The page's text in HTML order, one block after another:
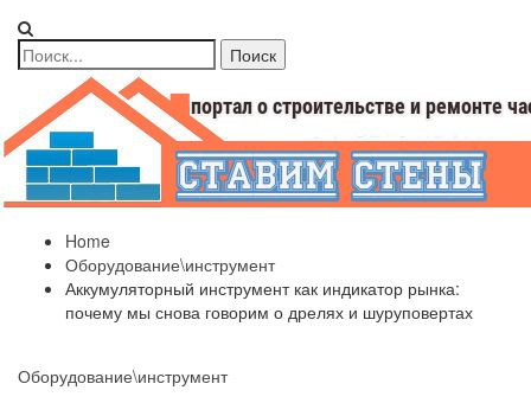
Home
Оборудование\инструмент
Аккумуляторный инструмент как индикатор рынка:
почему мы снова говорим о дрелях и шуруповертах
Оборудование\инструмент